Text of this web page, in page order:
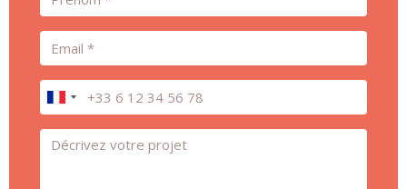
Email
Téléphone
Message *